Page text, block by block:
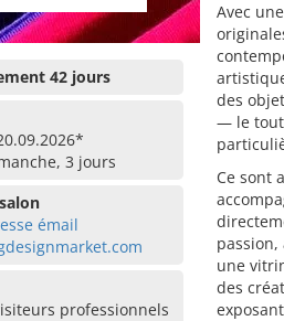
42 jours
3 jours
émail
professionnels
Avec
des
— le tout
Ce sont
une
des